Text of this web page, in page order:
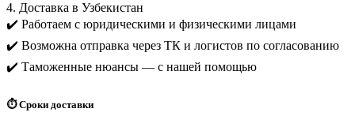
4. Доставка в Узбекистан
✔️ Работаем с юридическими и физическими лицами
✔️ Возможна отправка через ТК и логистов по согласованию
✔️ Таможенные нюансы — с нашей помощью
⏱️ Сроки доставки